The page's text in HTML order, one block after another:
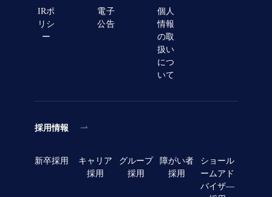
IRポ
リシ
ー
電子
公告
個人
情報
の取
扱い
につ
いて
採用情報
新卒採用
キャリア
採用
グループ
採用
障がい者
採用
ショール
ームアド
バイザ―